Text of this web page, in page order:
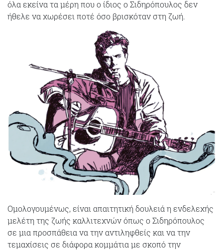
όλα εκείνα τα μέρη που ο ίδιος ο Σιδηρόπουλος δεν
ήθελε να χωρέσει ποτέ όσο βρισκόταν στη ζωή.
Ομολογουμένως, είναι απαιτητική δουλειά η ενδελεχής
μελέτη της ζωής καλλιτεχνών όπως ο Σιδηρόπουλος
σε μια προσπάθεια να την αντιληφθείς και να την
τεμαχίσεις σε διάφορα κομμάτια με σκοπό την